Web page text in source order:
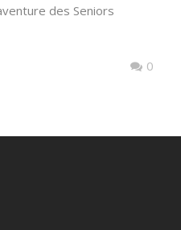
des Seniors
0